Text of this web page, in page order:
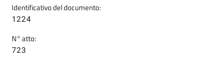
Identificativo del documento:
1224
N° atto:
723